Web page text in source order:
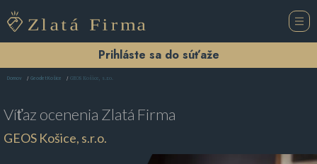
Prihláste sa do súťaže
Domov Geodet Košice GEOS Košice, s.r.o.
Víťaz ocenenia Zlatá Firma
GEOS Košice, s.r.o.